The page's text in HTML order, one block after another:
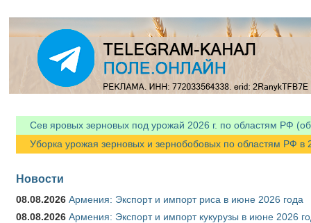
Сев яровых зерновых под урожай 2026 г. по областям РФ
Уборка урожая зерновых и зернобобовых по областям РФ в
Новости
08.08.2026 Армения: Экспорт и импорт риса в июне 2026 года
08.08.2026 Армения: Экспорт и импорт кукурузы в июне 2026